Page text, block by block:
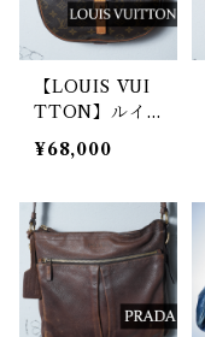
【LOUIS VUI
TTON】ルイ
ヴィトン ジュ
ヌフィーユ GM
ーショルダーバ
ッグ brown
¥68,000